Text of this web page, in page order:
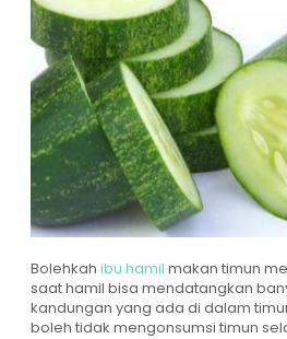
Bolehkah ibu hamil makan timun
saat hamil bisa mendatangkan
kandungan yang ada di dalam
boleh tidak mengonsumsi timun